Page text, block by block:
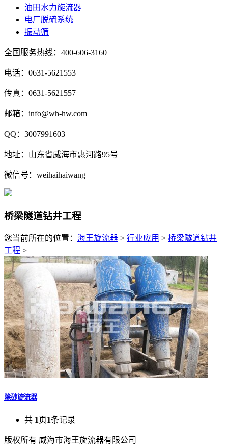
油田水力旋流器
电厂脱硫系统
振动筛
全国服务热线：400-606-3160
电话：0631-5621553
传真：0631-5621557
邮箱：info@wh-hw.com
QQ：3007991603
地址：山东省威海市惠河路95号
微信号：weihaihaiwang
桥梁隧道钻井工程
您当前所在的位置： 海王旋流器 > 行业应用 > 桥梁隧道钻井
工程 >
除砂旋流器
共 1页1条记录
版权所有 威海市海王旋流器有限公司